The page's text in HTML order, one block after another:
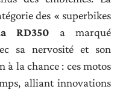
des « superbikes
RD350 a marqué
sa nervosité et son
à la chance : ces motos
alliant innovations